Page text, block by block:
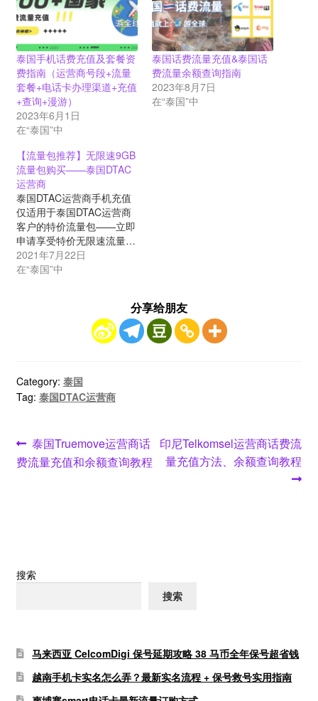
泰国手机话费充值及套餐资
费指南（运营商号段+流量
套餐+电话卡办理渠道+充值
+查询+漫游）
2023年6月1日
在“泰国”中
泰国话费流量充值&泰国话
费流量余额查询指南
2023年8月7日
在“泰国”中
【流量包推荐】无限速9GB
流量包购买——泰国DTAC
运营商
泰国DTAC运营商手机充值
仅适用于泰国DTAC运营商
客户的特价流量包——立即
申请享受特价无限速流量…
2021年7月22日
在“泰国”中
分享给朋友
Category: 泰国
Tag: 泰国DTAC运营商
文
章
Previous
post:
泰国Truemove运营商话
费流量充值和余额查询教程
Next
post:
印尼Telkomsel运营商话费流
量充值方法、余额查询教程
搜索
搜索
马来西亚 CelcomDigi 保号延期攻略 38 马币全年保号超省钱
越南手机卡实名怎么弄？最新实名流程 + 保号救号实用指南